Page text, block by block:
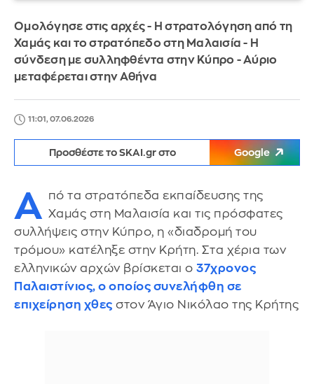
Ομολόγησε στις αρχές - Η στρατολόγηση από τη
Χαμάς και το στρατόπεδο στη Μαλαισία - Η
σύνδεση με συλληφθέντα στην Κύπρο - Αύριο
μεταφέρεται στην Αθήνα
11:01, 07.06.2026
Προσθέστε το SKAI.gr στο Google
Α πό τα στρατόπεδα εκπαίδευσης της
Χαμάς στη Μαλαισία και τις πρόσφατες
συλλήψεις στην Κύπρο, η «διαδρομή του
τρόμου» κατέληξε στην Κρήτη. Στα χέρια των
ελληνικών αρχών βρίσκεται ο 37χρονος
Παλαιστίνιος, ο οποίος συνελήφθη σε
επιχείρηση χθες στον Άγιο Νικόλαο της Κρήτης